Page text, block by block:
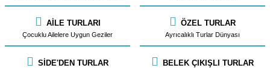
AILE TURLARI
Çocuklu Ailelere Uygun Geziler
ÖZEL TURLAR
Ayrıcalıklı Turlar Dünyası
SIDE'DEN TURLAR BELEK ÇIKIŞLI TURLAR